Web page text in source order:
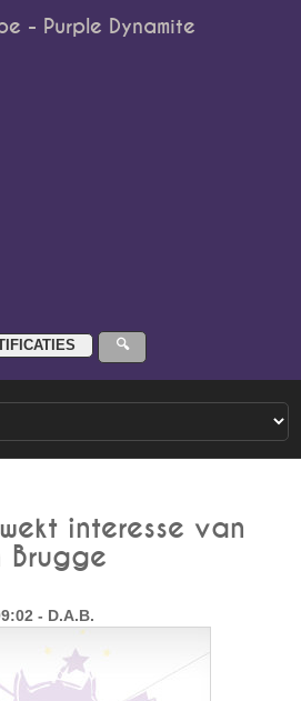
- Purple Dynamite
interesse van
Brugge
- D.A.B.